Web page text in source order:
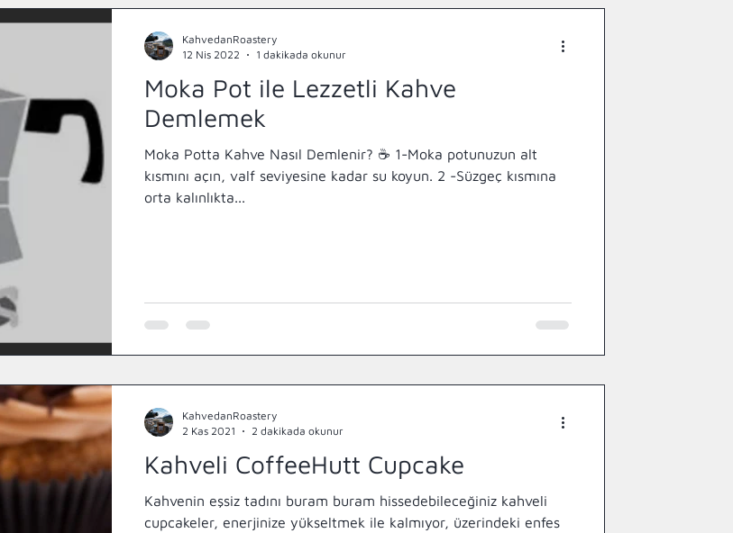
Moka Pot ile Lezzetli Kahve
Demlemek
Moka Potta Kahve Nasıl Demlenir? ☕ 1-Moka potunuzun alt
kısmını açın, valf seviyesine kadar su koyun. 2 -Süzgeç kısmına
orta kalınlıkta...
KahvedanRoastery
12 Nis 2022
1 dakikada okunur
Kahveli CoffeeHutt Cupcake
Kahvenin eşsiz tadını buram buram hissedebileceğiniz kahveli
cupcakeler, enerjinize yükseltmek ile kalmıyor, üzerindeki enfes
KahvedanRoastery
2 Kas 2021
2 dakikada okunur